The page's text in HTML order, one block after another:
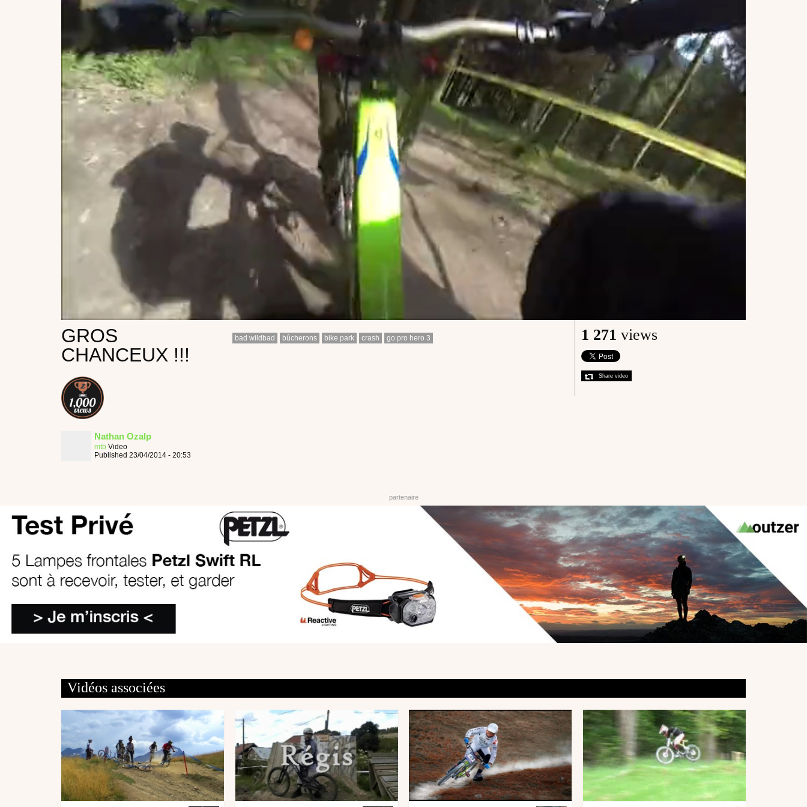
GROS
CHANCEUX !!!
Nathan Ozalp
mtb Video
Published 23/04/2014 - 20:53
1 271 views
Share video
bad wildbad bûcherons bike park crash go pro hero 3
Vidéos associées